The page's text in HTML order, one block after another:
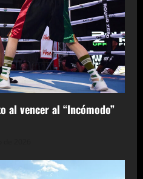
al vencer al “Incómodo”